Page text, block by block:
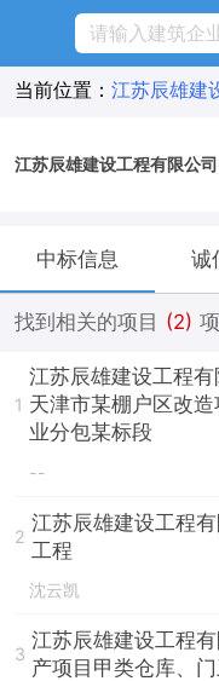
当前位置： 江苏辰雄建
江苏辰雄建设工程有限公
中标信息 诚
找到相关的项目 (2) 项
1
江苏辰雄建设工程
天津市某棚户区改
业分包某标段
--
2
江苏辰雄建设工程
工程
沈云凯
3
江苏辰雄建设工程
产项目甲类仓库、